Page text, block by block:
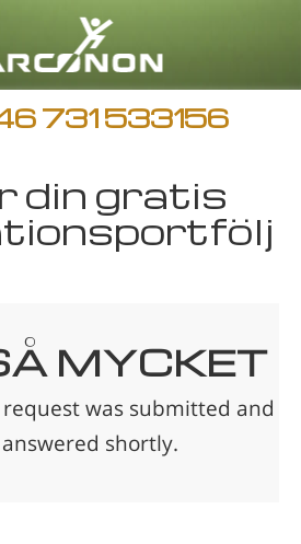
English
Alla regioner/språk
731 533156
din gratis
MYCKET
was submitted and
shortly.